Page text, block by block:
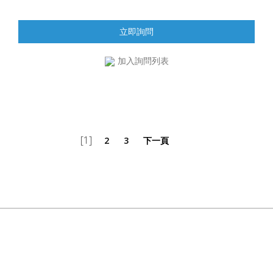
立即詢問
加入詢問列表
[1] 2 3 下一頁